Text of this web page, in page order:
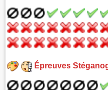
Épreuves